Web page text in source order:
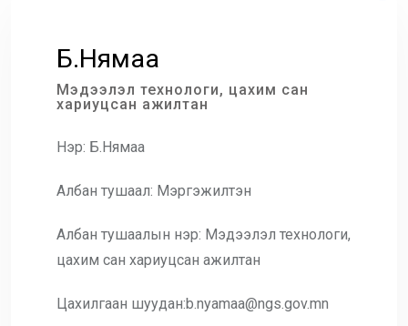
Б.Нямаа
Мэдээлэл технологи, цахим сан
хариуцсан ажилтан
Нэр: Б.Нямаа
Албан тушаал: Мэргэжилтэн
Албан тушаалын нэр: Мэдээлэл технологи,
цахим сан хариуцсан ажилтан
Цахилгаан шуудан:b.nyamaa@ngs.gov.mn